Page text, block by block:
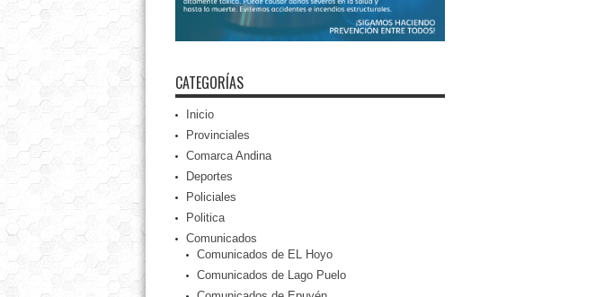
CATEGORÍAS
Inicio
Provinciales
Comarca Andina
Deportes
Policiales
Politica
Comunicados
Comunicados de EL Hoyo
Comunicados de Lago Puelo